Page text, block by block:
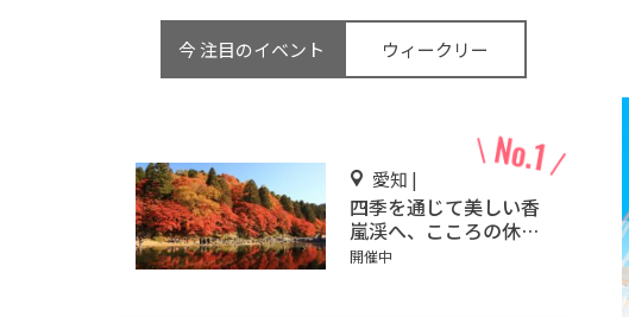
今 注目のイベント ウィークリー
愛知 |
四季を通じて美しい香
嵐渓へ、こころの休息
においでん♪
開催中